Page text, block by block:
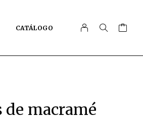
CATÁLOGO
de macramé